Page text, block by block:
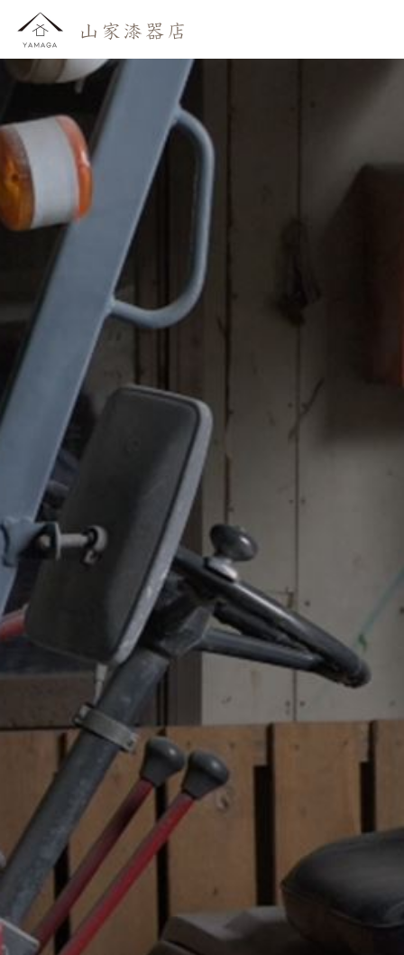
おしらせ
わたしたち
かいもの
よみもの
おといあわせ
ご利用ガイド